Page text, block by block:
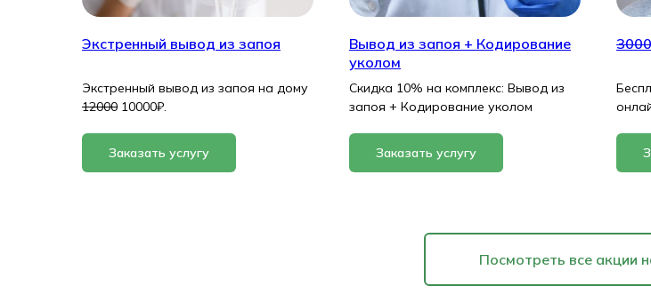
Экстренный вывод из запоя
Экстренный вывод из запоя на дому
12000 10000₽.
Заказать услугу
Вывод из запоя + Кодирование
уколом
Скидка 10% на комплекс: Вывод из
запоя + Кодирование уколом
Заказать услугу
Посмотреть все акции